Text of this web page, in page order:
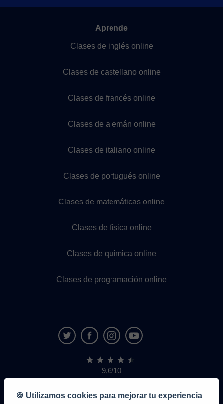
Aprende
Clases de inglés online
Clases de castellano online
Clases de francés online
Clases de alemán online
Clases de italiano online
Clases de portugués online
Clases de matemáticas online
Clases de física online
Clases de química online
Clases de programación online
9,6/10
1.339.316
de
alumnos
🍪 Utilizamos cookies para mejorar tu experiencia